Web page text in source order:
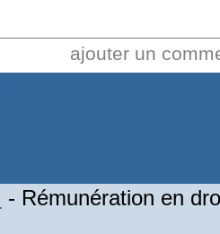
ajouter un
- Rémunération en